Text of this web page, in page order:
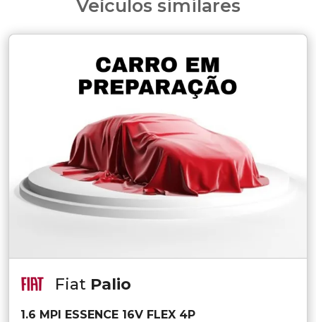
Veículos similares
Fiat Palio
1.6 MPI ESSENCE 16V FLEX 4P